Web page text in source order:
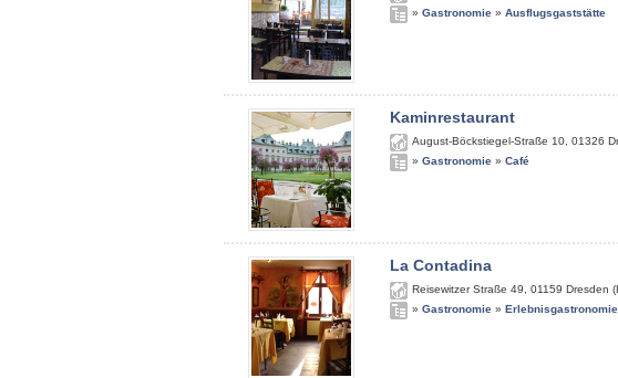
» Gastronomie » Ausflugsgaststätte
Kaminrestaurant
August-Böckstiegel-Straße 10 01326
» Gastronomie » Café
La Contadina
Reisewitzer Straße 49 01159 Dresden
» Gastronomie » Erlebnisgastronomie